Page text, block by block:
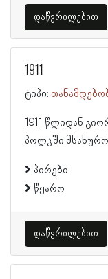
დაწვრილებით
1911
ტიპი:
1911 წლიდან
პოლკში
პირები
წყარო
დაწვრილებით